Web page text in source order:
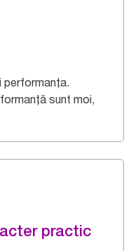
performanța.
sunt moi,
practic